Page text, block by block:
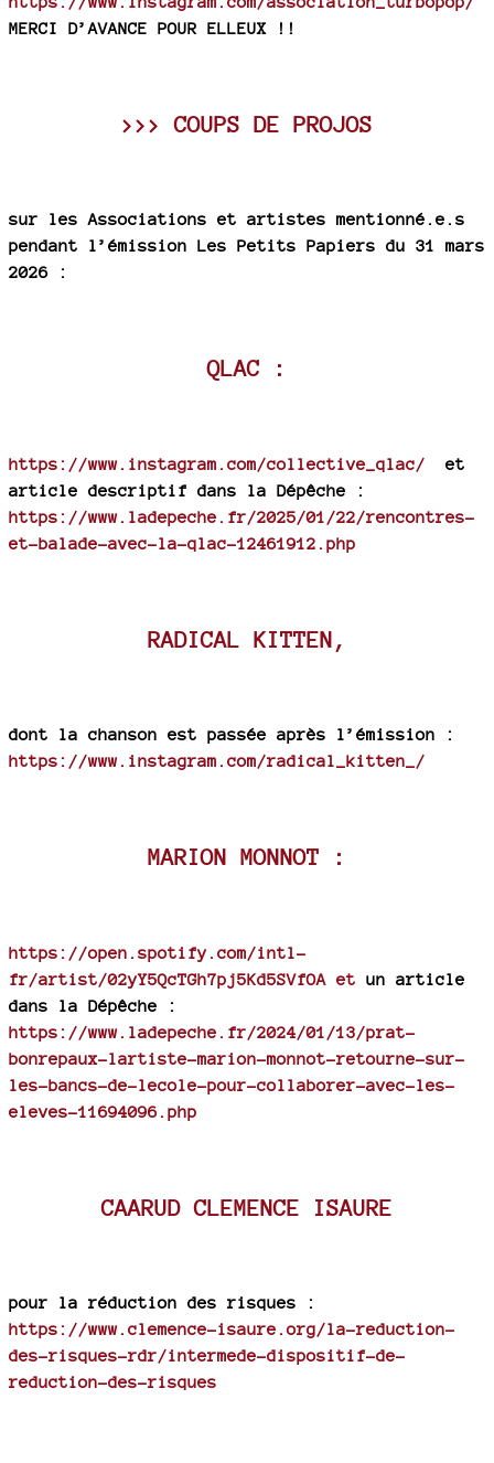
MERCI D’AVANCE POUR ELLEUX !!
>>> COUPS DE PROJOS
sur les Associations et artistes mentionné.e.s
pendant l’émission Les Petits Papiers du 31 mars
2026 :
QLAC :
https://www.instagram.com/collective_qlac/
et
article descriptif dans la Dépêche :
https://www.ladepeche.fr/2025/01/22/rencontres-
et-balade-avec-la-qlac-12461912.php
RADICAL KITTEN,
dont la chanson est passée après l’émission :
https://www.instagram.com/radical_kitten_/
MARION MONNOT :
https://open.spotify.com/intl-
fr/artist/02yY5QcTGh7pj5Kd5SVfOA et un article
dans la Dépêche :
https://www.ladepeche.fr/2024/01/13/prat-
bonrepaux-lartiste-marion-monnot-retourne-sur-
les-bancs-de-lecole-pour-collaborer-avec-les-
eleves-11694096.php
CAARUD CLEMENCE ISAURE
pour la réduction des risques :
https://www.clemence-isaure.org/la-reduction-
des-risques-rdr/intermede-dispositif-de-
reduction-des-risques